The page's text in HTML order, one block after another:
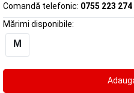
Comandă telefonic: 0755 223 274
Mărimi disponibile:
M